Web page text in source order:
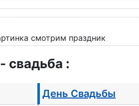
- свадьба :
День Свадьбы